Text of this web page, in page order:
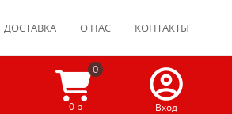
ДОСТАВКА О НАС КОНТАКТЫ
0
0 р
Вход